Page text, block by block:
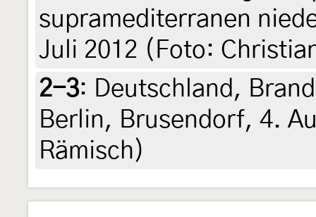
supramediterranen
Juli 2012 (Foto:
2-3: Deutschland,
Berlin, Brusendorf, 4.
Rämisch)